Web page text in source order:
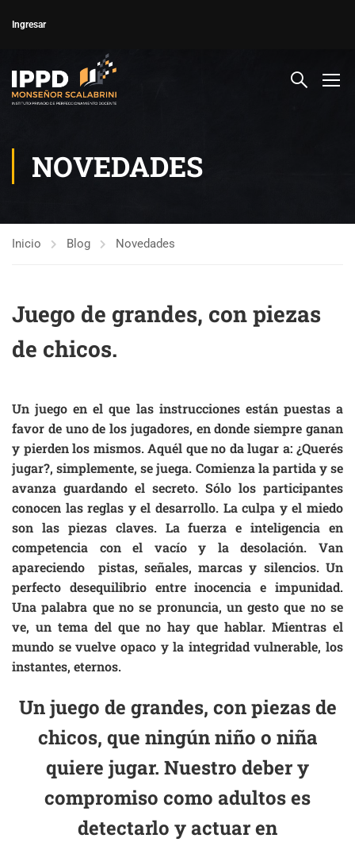
Ingresar
NOVEDADES
Inicio Blog Novedades
Juego de grandes, con piezas
de chicos.
Un juego en el que las instrucciones están puestas a
favor de uno de los jugadores, en donde siempre ganan
y pierden los mismos. Aquél que no da lugar a: ¿Querés
jugar?, simplemente, se juega. Comienza la partida y se
avanza guardando el secreto. Sólo los participantes
conocen las reglas y el desarrollo. La culpa y el miedo
son las piezas claves. La fuerza e inteligencia en
competencia con el vacío y la desolación. Van
apareciendo pistas, señales, marcas y silencios. Un
perfecto desequilibrio entre inocencia e impunidad.
Una palabra que no se pronuncia, un gesto que no se
ve, un tema del que no hay que hablar. Mientras el
mundo se vuelve opaco y la integridad vulnerable, los
instantes, eternos.
Un juego de grandes, con piezas de
chicos, que ningún niño o niña
quiere jugar. Nuestro deber y
compromiso como adultos es
detectarlo y actuar en